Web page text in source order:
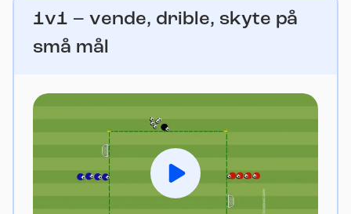
1v1 – vende, drible, skyte på
små mål
Spill av